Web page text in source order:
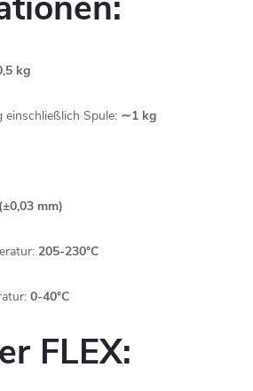
kg
einschließlich Spule: ∼1 kg
mm)
205-230°C
0-40°C
FLEX: